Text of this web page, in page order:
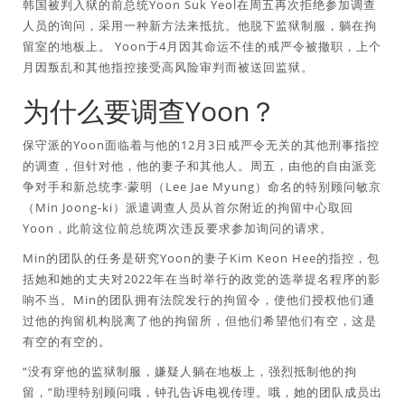
韩国被判入狱的前总统Yoon Suk Yeol在周五再次拒绝参加调查
人员的询问，采用一种新方法来抵抗。他脱下监狱制服，躺在拘
留室的地板上。 Yoon于4月因其命运不佳的戒严令被撤职，上个
月因叛乱和其他指控接受高风险审判而被送回监狱。
为什么要调查Yoon？
保守派的Yoon面临着与他的12月3日戒严令无关的其他刑事指控
的调查，但针对他，他的妻子和其他人。周五，由他的自由派竞
争对手和新总统李·蒙明（Lee Jae Myung）命名的特别顾问敏京
（Min Joong-ki）派遣调查人员从首尔附近的拘留中心取回
Yoon，此前这位前总统两次违反要求参加询问的请求。
Min的团队的任务是研究Yoon的妻子Kim Keon Hee的指控，包
括她和她的丈夫对2022年在当时举行的政党的选举提名程序的影
响不当。Min的团队拥有法院发行的拘留令，使他们授权他们通
过他的拘留机构脱离了他的拘留所，但他们希望他们有空，这是
有空的有空的。
“没有穿他的监狱制服，嫌疑人躺在地板上，强烈抵制他的拘
留，”助理特别顾问哦，钟孔告诉电视传理。哦，她的团队成员出